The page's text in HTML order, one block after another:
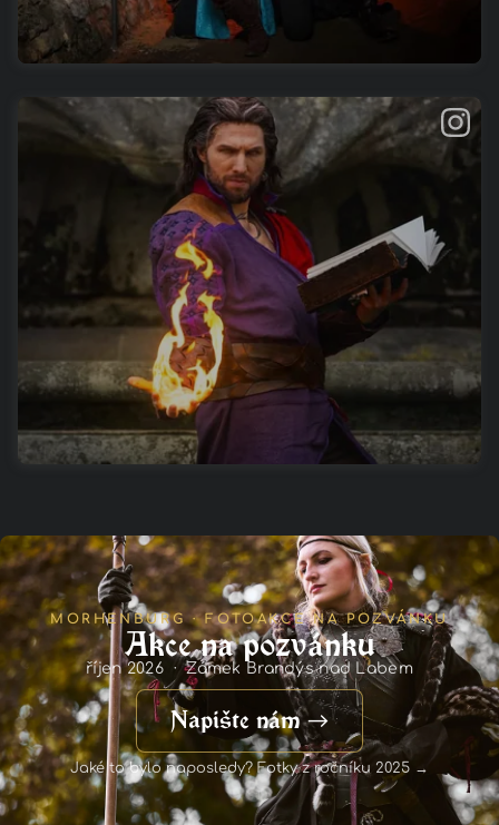
MORHENBURG · FOTOAKCE NA POZVÁNKU
Akce na pozvánku
říjen 2026 · Zámek Brandýs nad Labem
Napište nám →
Jaké to bylo naposledy? Fotky z ročníku 2025 →